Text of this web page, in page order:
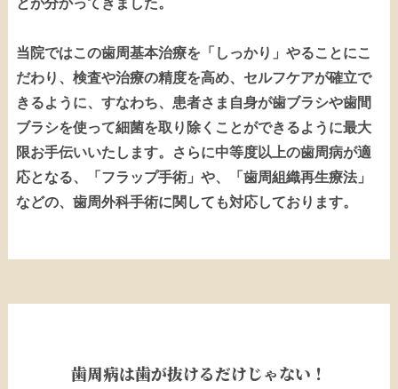
とが分かってきました。
当院ではこの歯周基本治療を「しっかり」やることにこ
だわり、検査や治療の精度を高め、セルフケアが確立で
きるように、すなわち、患者さま自身が歯ブラシや歯間
ブラシを使って細菌を取り除くことができるように最大
限お手伝いいたします。さらに中等度以上の歯周病が適
応となる、「フラップ手術」や、「歯周組織再生療法」
などの、歯周外科手術に関しても対応しております。
歯周病は歯が抜けるだけじゃない！